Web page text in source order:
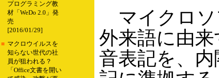
プログラミング教
材「WeDo 2.0」発
売
[2016/01/29]
■ マクロウイルスを
知らない世代の社
員が狙われる？
「Office文書を開い
マイクロソ
外来語に由
音表記を、